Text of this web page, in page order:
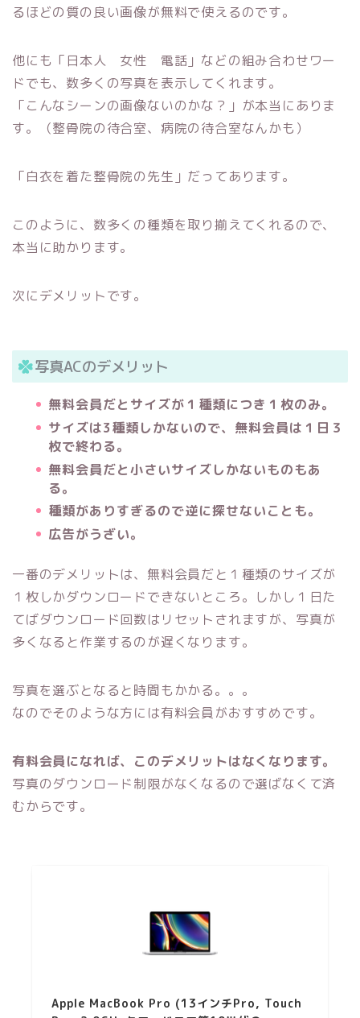
るほどの質の良い画像が無料で使えるのです。
他にも「日本人 女性 電話」などの組み合わせワー
ドでも、数多くの写真を表示してくれます。
「こんなシーンの画像ないのかな？」が本当にありま
す。（整骨院の待合室、病院の待合室なんかも）
「白衣を着た整骨院の先生」だってあります。
このように、数多くの種類を取り揃えてくれるので、
本当に助かります。
次にデメリットです。
写真ACのデメリット
無料会員だとサイズが１種類につき１枚のみ。
サイズは3種類しかないので、無料会員は１日３
枚で終わる。
無料会員だと小さいサイズしかないものもあ
る。
種類がありすぎるので逆に探せないことも。
広告がうざい。
一番のデメリットは、無料会員だと１種類のサイズが
１枚しかダウンロードできないところ。しかし１日た
てばダウンロード回数はリセットされますが、写真が
多くなると作業するのが遅くなります。
写真を選ぶとなると時間もかかる。。。
なのでそのような方には有料会員がおすすめです。
有料会員になれば、このデメリットはなくなります。
写真のダウンロード制限がなくなるので選ばなくて済
むからです。
Apple MacBook Pro (13インチPro, Touch